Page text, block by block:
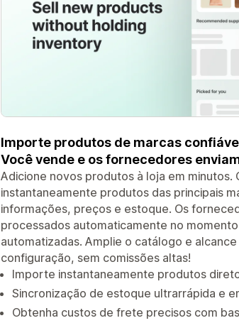
Importe produtos de marcas
Você vende e os fornecedores
Adicione novos produtos à loja em
instantaneamente produtos das principais
informações, preços e estoque. Os
processados automaticamente no
automatizadas. Amplie o catálogo e
configuração, sem comissões altas!
Importe instantaneamente produtos
Sincronização de estoque ultrarrápida e
Obtenha custos de frete precisos com